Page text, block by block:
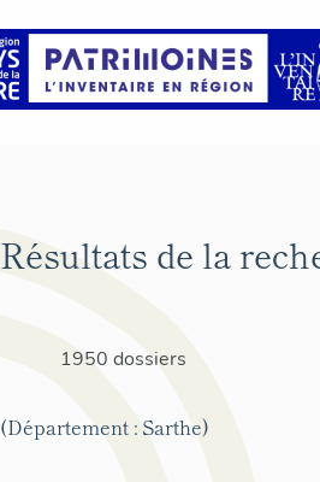
Résultats de la
1950 dossiers
(Département : Sarthe)